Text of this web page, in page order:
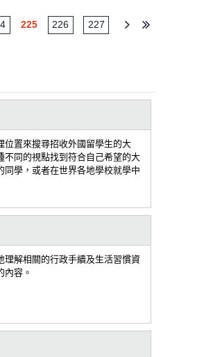
225 226 227
位置來搜尋招收外國留學生的大
不同的視點找到符合自己希望的大
學，或者在世界各地學校就學中
理解相關的行政手續及生活習慣資
內容。